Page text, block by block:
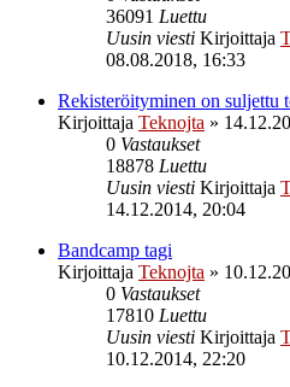
36091 Luettu
Uusin viesti Kirjoittaja
08.08.2018, 16:33
Rekisteröityminen on suljettu
Kirjoittaja Teknojta »
0 Vastaukset
18878 Luettu
Uusin viesti Kirjoittaja
14.12.2014, 20:04
Bandcamp tagi
Kirjoittaja Teknojta »
0 Vastaukset
17810 Luettu
Uusin viesti Kirjoittaja
10.12.2014, 22:20